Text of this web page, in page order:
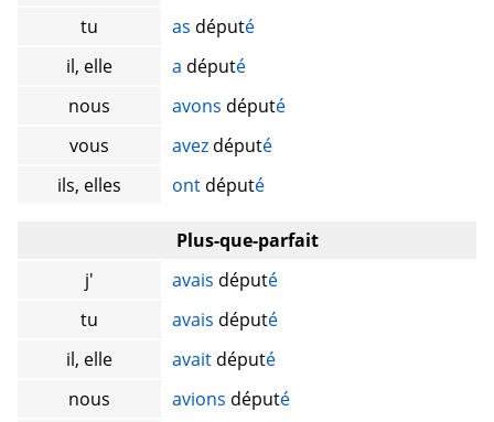
tu
as député
il, elle
a député
nous
avons député
vous
avez député
ils, elles
ont député
Plus-que-parfait
j'
avais député
tu
avais député
il, elle
avait député
nous
avions député